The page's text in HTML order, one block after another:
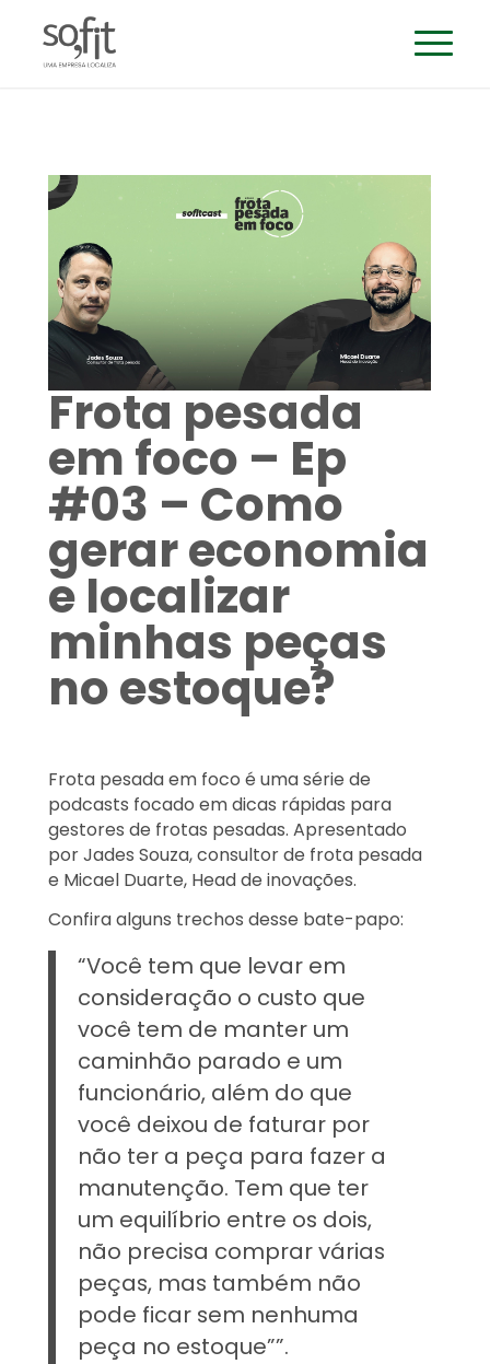
Frota pesada
em foco – Ep
#03 – Como
gerar economia
e localizar
minhas peças
no estoque?
Frota pesada em foco é uma série de
podcasts focado em dicas rápidas para
gestores de frotas pesadas. Apresentado
por Jades Souza, consultor de frota pesada
e Micael Duarte, Head de inovações.
Confira alguns trechos desse bate-papo:
“Você tem que levar em
consideração o custo que
você tem de manter um
caminhão parado e um
funcionário, além do que
você deixou de faturar por
não ter a peça para fazer a
manutenção. Tem que ter
um equilíbrio entre os dois,
não precisa comprar várias
peças, mas também não
pode ficar sem nenhuma
peça no estoque””.